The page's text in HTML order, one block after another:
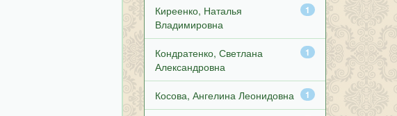
1
Киреенко, Наталья
Владимировна
1
Кондратенко, Светлана
Александровна
1
Косова, Ангелина Леонидовна